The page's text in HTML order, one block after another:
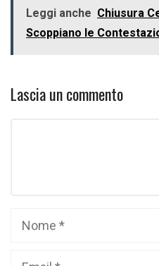
Leggi anche Chiusura
Scoppiano le
Lascia un commento